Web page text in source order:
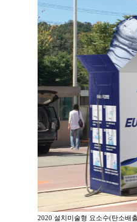
2020 설치미술형 요소수(탄소배